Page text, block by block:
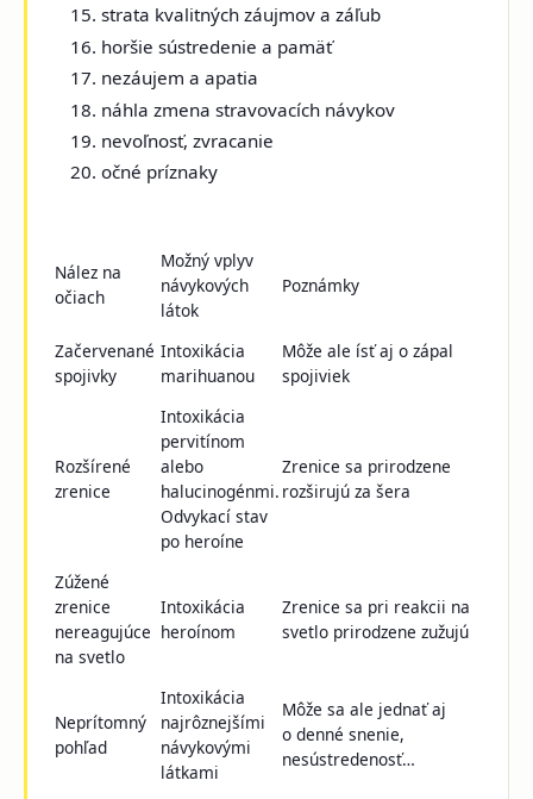
strata kvalitných záujmov a záľub
horšie sústredenie a pamäť
nezáujem a apatia
náhla zmena stravovacích návykov
nevoľnosť, zvracanie
očné príznaky
Nález na
očiach
Možný vplyv
návykových
látok
Poznámky
Začervenané
spojivky
Intoxikácia
marihuanou
Môže ale ísť aj o zápal
spojiviek
Rozšírené
zrenice
Intoxikácia
pervitínom
alebo
halucinogénmi.
Odvykací stav
po heroíne
Zrenice sa prirodzene
rozširujú za šera
Zúžené
zrenice
nereagujúce
na svetlo
Intoxikácia
heroínom
Zrenice sa pri reakcii na
svetlo prirodzene zužujú
Neprítomný
pohľad
Intoxikácia
najrôznejšími
návykovými
látkami
Môže sa ale jednať aj
o denné snenie,
nesústredenosť…